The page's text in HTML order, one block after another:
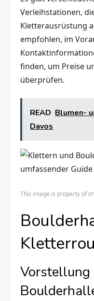
Verleihstationen,
Kletterausrüstung
empfohlen, im
finden, um Preise
überprüfen.
READ Blumen-
Davos
This image is property of
Vorstellung